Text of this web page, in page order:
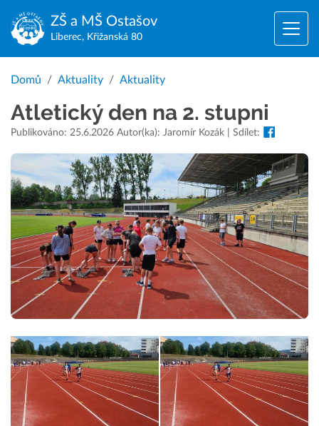
ZŠ a MŠ Ostašov
Liberec, Křižanská 80
Domů Aktuality Aktuality
Atletický den na 2. stupni
Publikováno: 25.6.2026 Autor(ka): Jaromír Kozák | Sdílet: